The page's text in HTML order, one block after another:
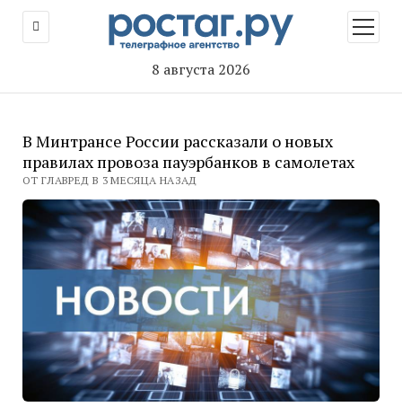
8 августа 2026
меню
В Минтрансе России рассказали о новых
правилах провоза пауэрбанков в самолетах
ОТ ГЛАВРЕД В 3 МЕСЯЦА НАЗАД